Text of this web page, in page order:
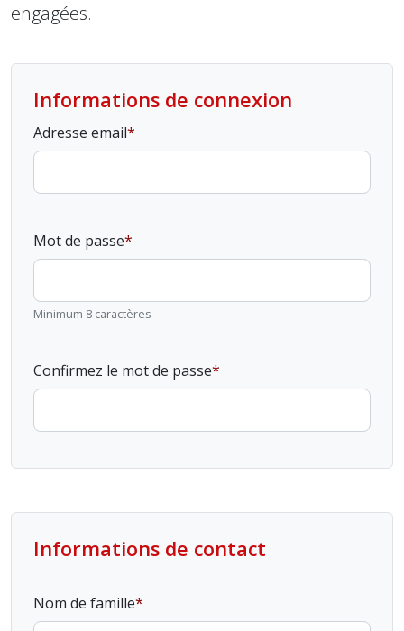
engagées.
Informations de connexion
Adresse email
Mot de passe
Minimum 8 caractères
Confirmez le mot de passe
Informations de contact
Nom de famille